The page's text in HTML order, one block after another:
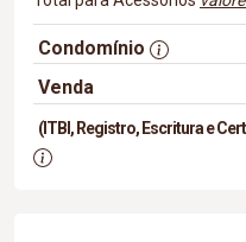
Condomínio
Venda
(ITBI, Registro, Escritura e